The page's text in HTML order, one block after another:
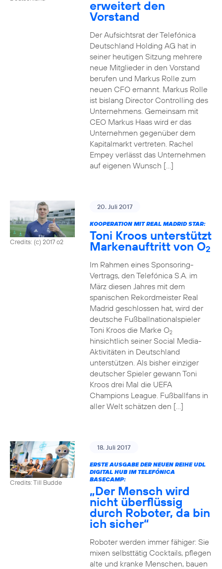
erweitert den
Vorstand
Der Aufsichtsrat der Telefónica
Deutschland Holding AG hat in
seiner heutigen Sitzung mehrere
neue Mitglieder in den Vorstand
berufen und Markus Rolle zum
neuen CFO ernannt. Markus Rolle
ist bislang Director Controlling des
Unternehmens. Gemeinsam mit
CEO Markus Haas wird er das
Unternehmen gegenüber dem
Kapitalmarkt vertreten. Rachel
Empey verlässt das Unternehmen
auf eigenen Wunsch […]
Credits: (c) 2017 o2
20. Juli 2017
KOOPERATION MIT REAL MADRID STAR:
Toni Kroos unterstützt
Markenauftritt von O2
Im Rahmen eines Sponsoring-
Vertrags, den Telefónica S.A. im
März diesen Jahres mit dem
spanischen Rekordmeister Real
Madrid geschlossen hat, wird der
deutsche Fußballnationalspieler
Toni Kroos die Marke O2
hinsichtlich seiner Social Media-
Aktivitäten in Deutschland
unterstützen. Als bisher einziger
deutscher Spieler gewann Toni
Kroos drei Mal die UEFA
Champions League. Fußballfans in
aller Welt schätzen den […]
Credits: Till Budde
18. Juli 2017
ERSTE AUSGABE DER NEUEN REIHE UDL
DIGITAL HUB IM TELEFÓNICA
BASECAMP:
„Der Mensch wird
nicht überflüssig
durch Roboter, da bin
ich sicher“
Roboter werden immer fähiger: Sie
mixen selbsttätig Cocktails, pflegen
alte und kranke Menschen, bauen